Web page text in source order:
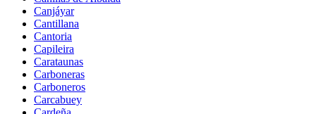
Canjáyar
Cantillana
Cantoria
Capileira
Carataunas
Carboneras
Carboneros
Carcabuey